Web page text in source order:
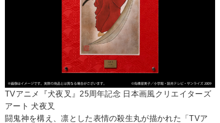
TVアニメ『犬夜叉』25周年記念 日本画風クリエイターズ
アート 犬夜叉
闘鬼神を構え、凛とした表情の殺生丸が描かれた「TVア